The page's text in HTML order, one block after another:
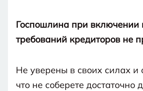
Госпошлина при включении
требований кредиторов не
Не уверены в своих силах и
что не соберете достаточно